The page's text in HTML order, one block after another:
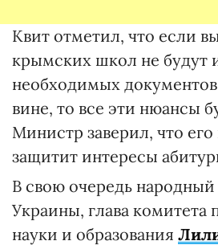
Квит отметил, что если
крымских школ не будут
необходимых
вине, то все эти нюансы
Министр заверил, что
защитит интересы
В свою очередь народный
Украины, глава комитета
науки и образования